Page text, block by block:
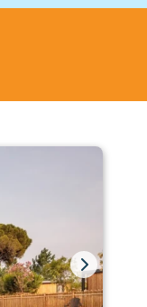
frisk fisk og